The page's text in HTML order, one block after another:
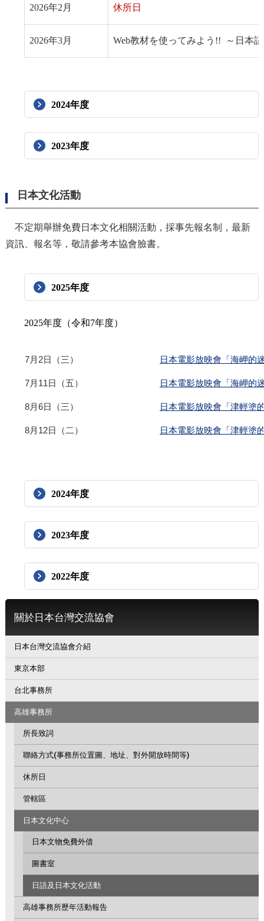
2026年2月 休所日
2026年3月 Web教材を使ってみよう!! ～日本
2024年度
2023年度
日本文化活動
不定期舉辦免費日本文化相關活動，採事先報名制，最新
資訊、報名等，敬請參考本協會臉書。
2025年度
2025年度（令和7年度）
7月2日（三） 日本電影放映會「海岬的
7月11日（五） 日本電影放映會「海岬的
8月6日（三） 日本電影放映會「津輕塗
8月12日（二） 日本電影放映會「津輕塗
2024年度
2023年度
2022年度
關於日本台灣交流協會
日本台灣交流協會介紹
東京本部
台北事務所
高雄事務所
所長致詞
聯絡方式(事務所位置圖、地址、對外開放時間等)
休所日
管轄區
日本文化中心
日本文物免費外借
圖書室
日語及日本文化活動
高雄事務所歷年活動報告